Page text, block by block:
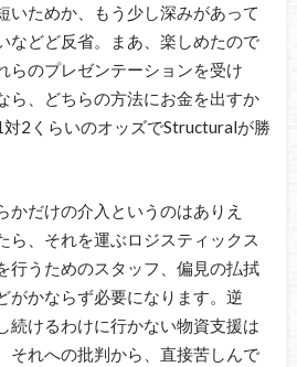
いためか、もう少し深みがあって
などど反省。まあ、楽しめたので
らのプレゼンテーションを受け
ら、どちらの方法にお金を出すか
2くらいのオッズでStructuralが勝
かだけの介入というのはありえ
ら、それを運ぶロジスティックス
行うためのスタッフ、偏見の払拭
がかならず必要になります。逆
続けるわけに行かない物資支援は
それへの批判から、直接苦しんで